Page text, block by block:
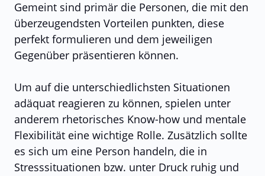
Gemeint sind primär die Personen, die mit den
überzeugendsten Vorteilen punkten, diese
perfekt formulieren und dem jeweiligen
Gegenüber präsentieren können.
Um auf die unterschiedlichsten Situationen
adäquat reagieren zu können, spielen unter
anderem rhetorisches Know-how und mentale
Flexibilität eine wichtige Rolle. Zusätzlich sollte
es sich um eine Person handeln, die in
Stresssituationen bzw. unter Druck ruhig und